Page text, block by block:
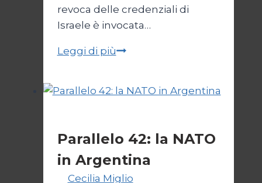
revoca delle credenziali di
Israele è invocata…
Leggi di piùOnu
Israele
Parallelo 42: la NATO
in Argentina
Cecilia Miglio